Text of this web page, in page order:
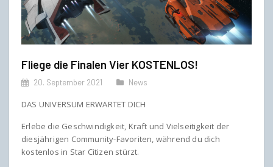
Fliege die Finalen Vier KOSTENLOS!
20. September 2021 News
DAS UNIVERSUM ERWARTET DICH
Erlebe die Geschwindigkeit, Kraft und Vielseitigkeit der
diesjährigen Community-Favoriten, während du dich
kostenlos in Star Citizen stürzt.